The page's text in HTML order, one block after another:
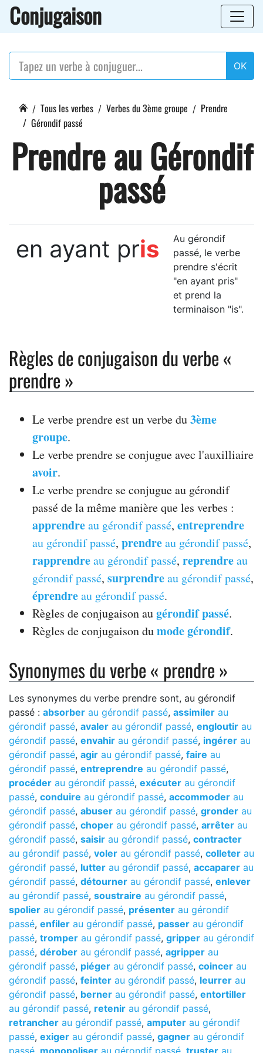
Conjugaison
OK
Tous les verbes Verbes du 3ème groupe
Prendre
Gérondif passé
Prendre au Gérondif
passé
en ayant pris
Au gérondif
passé, le verbe
prendre s'écrit
"en ayant pris"
et prend la
terminaison "is".
Règles de conjugaison du verbe «
prendre »
Le verbe prendre est un verbe du3ème
groupe.
Le verbe prendre se conjugue avec l'auxilliaire
avoir.
Le verbe prendre se conjugue au gérondif
passé de la même manière que les verbes :
apprendreau gérondif passé, entreprendre
au gérondif passé, prendreau gérondif passé,
rapprendreau gérondif passé, reprendreau
gérondif passé, surprendreau gérondif passé,
éprendreau gérondif passé.
Règles de conjugaison augérondif passé.
Règles de conjugaison dumode gérondif.
Synonymes du verbe « prendre »
Les synonymes du verbe prendre sont, au gérondif
passé : absorber au gérondif passé, assimiler au
gérondif passé, avaler au gérondif passé, engloutir au
gérondif passé, envahir au gérondif passé, ingérer au
gérondif passé, agir au gérondif passé, faire au
gérondif passé, entreprendre au gérondif passé,
procéder au gérondif passé, exécuter au gérondif
passé, conduire au gérondif passé, accommoder au
gérondif passé, abuser au gérondif passé, gronder au
gérondif passé, choper au gérondif passé, arrêter au
gérondif passé, saisir au gérondif passé, contracter
au gérondif passé, voler au gérondif passé, colleter au
gérondif passé, lutter au gérondif passé, accaparer au
gérondif passé, détourner au gérondif passé, enlever
au gérondif passé, soustraire au gérondif passé,
spolier au gérondif passé, présenter au gérondif
passé, enfiler au gérondif passé, passer au gérondif
passé, tromper au gérondif passé, gripper au gérondif
passé, dérober au gérondif passé, agripper au
gérondif passé, piéger au gérondif passé, coincer au
gérondif passé, feinter au gérondif passé, leurrer au
gérondif passé, berner au gérondif passé, entortiller
au gérondif passé, retenir au gérondif passé,
retrancher au gérondif passé, amputer au gérondif
passé, exiger au gérondif passé, gagner au gérondif
passé monopoliser au gérondif passé truster au